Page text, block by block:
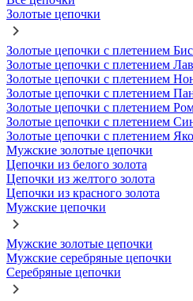
Золотые цепочки
Золотые цепочки с плетением
Золотые цепочки с плетением Лав
Золотые цепочки с плетением
Золотые цепочки с плетением
Золотые цепочки с плетением
Золотые цепочки с плетением
Золотые цепочки с плетением
Мужские золотые цепочки
Цепочки из белого золота
Цепочки из желтого золота
Цепочки из красного золота
Мужские цепочки
Мужские золотые цепочки
Мужские серебряные цепочки
Серебряные цепочки